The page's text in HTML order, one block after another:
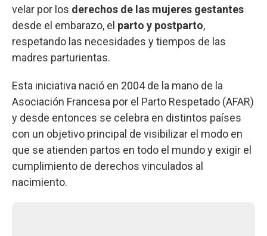
velar por los derechos de las mujeres gestantes
desde el embarazo, el parto y postparto,
respetando las necesidades y tiempos de las
madres parturientas.
Esta iniciativa nació en 2004 de la mano de la
Asociación Francesa por el Parto Respetado (AFAR)
y desde entonces se celebra en distintos países
con un objetivo principal de visibilizar el modo en
que se atienden partos en todo el mundo y exigir el
cumplimiento de derechos vinculados al
nacimiento.